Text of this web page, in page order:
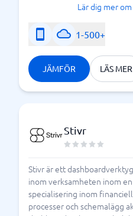
Lär dig mer
1-500+
JÄMFÖR LÄS MER
Stivr
Stivr är ett
inom verksamheten inom
specialisering inom
processer och schemalägg